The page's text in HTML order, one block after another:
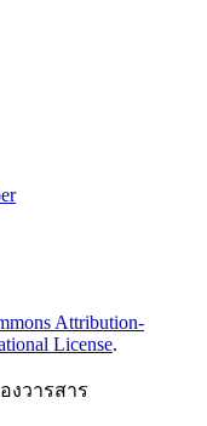
Attribution-
License.
วารสาร